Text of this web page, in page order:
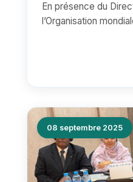
En présence du
l’Organisation
08 septembre 2025